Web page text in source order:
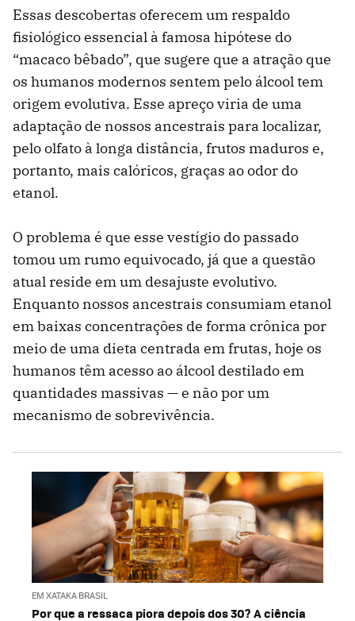
Essas descobertas oferecem um respaldo
fisiológico essencial à famosa hipótese do
“macaco bêbado”, que sugere que a atração que
os humanos modernos sentem pelo álcool tem
origem evolutiva. Esse apreço viria de uma
adaptação de nossos ancestrais para localizar,
pelo olfato à longa distância, frutos maduros e,
portanto, mais calóricos, graças ao odor do
etanol.
O problema é que esse vestígio do passado
tomou um rumo equivocado, já que a questão
atual reside em um desajuste evolutivo.
Enquanto nossos ancestrais consumiam etanol
em baixas concentrações de forma crônica por
meio de uma dieta centrada em frutas, hoje os
humanos têm acesso ao álcool destilado em
quantidades massivas — e não por um
mecanismo de sobrevivência.
EM XATAKA BRASIL
Por que a ressaca piora depois dos 30? A ciência